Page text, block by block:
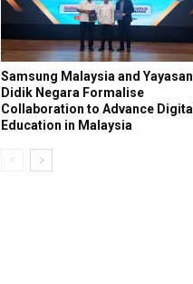
Samsung Malaysia and Yayasan
Didik Negara Formalise
Collaboration to Advance Digital
Education in Malaysia